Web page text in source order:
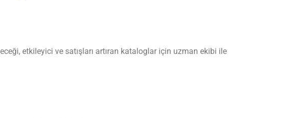
etkileyici ve satışları artıran kataloglar için uzman ekibi ile